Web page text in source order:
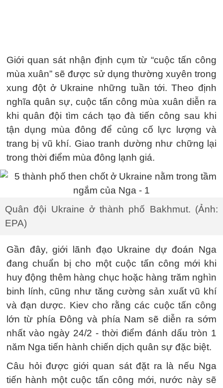
Giới quan sát nhận định cụm từ “cuộc tấn công
mùa xuân” sẽ được sử dụng thường xuyên trong
xung đột ở Ukraine những tuần tới. Theo định
nghĩa quân sự, cuộc tấn công mùa xuân diễn ra
khi quân đội tìm cách tạo đà tiến công sau khi
tận dụng mùa đông để củng cố lực lượng và
trang bị vũ khí. Giao tranh dường như chững lại
trong thời điểm mùa đông lạnh giá.
Quân đội Ukraine ở thành phố Bakhmut. (Ảnh:
EPA)
Gần đây, giới lãnh đạo Ukraine dự đoán Nga
đang chuẩn bị cho một cuộc tấn công mới khi
huy động thêm hàng chục hoặc hàng trăm nghìn
binh lính, cũng như tăng cường sản xuất vũ khí
và đạn dược. Kiev cho rằng các cuộc tấn công
lớn từ phía Đông và phía Nam sẽ diễn ra sớm
nhất vào ngày 24/2 - thời điểm đánh dấu tròn 1
năm Nga tiến hành chiến dịch quân sự đặc biệt.
Câu hỏi được giới quan sát đặt ra là nếu Nga
tiến hành một cuộc tấn công mới, nước này sẽ